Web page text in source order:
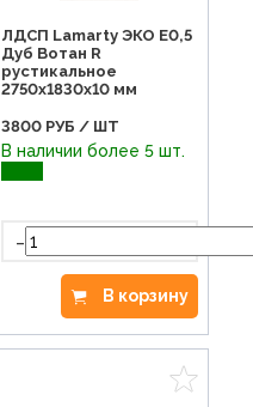
ЛДСП Lamarty ЭКО E0,5
Дуб Вотан R
рустикальное
2750х1830х10 мм
3800 РУБ / ШТ
В наличии более 5 шт.
-
В корзину